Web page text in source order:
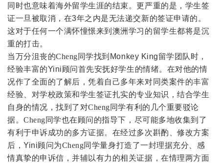
同时也意味着海外留学生涯的结束。更严重的是，学生签
证一旦被取消，在3年之内是无法递交新的签证申请的。
这对于任何一个满怀憧憬来到澳洲学习的留学生都将是沉
重的打击。
当万分沮丧的Cheng同学找到 Monkey King留学团队时，
经验丰富的Yini 顾问首先安抚好学生的情绪。在对他的情
况作了全面的了解后，凭着自己多年来对同类案件的丰富
经验、对学校政策和学生签证扎实的专业知识，结合学生
自身的情况，找到了对Cheng同学有利的几个重要驳论
据。Cheng同学也在顾问的指导下，尽可能多地收集到了
有利于申诉成功的多方证据。在经过多次斟酌、修改方案
后，Yini顾问为Cheng同学量身打造了一封理据充分、感
情真挚的申诉信，并辅以有力的相关证据，在情理两方面